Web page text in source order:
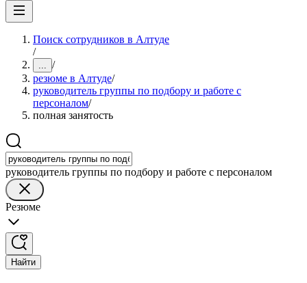
Поиск сотрудников в Алтуде
/
... /
резюме в Алтуде/
руководитель группы по подбору и работе с
персоналом/
полная занятость
руководитель группы по подбору и работе с персоналом
Резюме
Найти